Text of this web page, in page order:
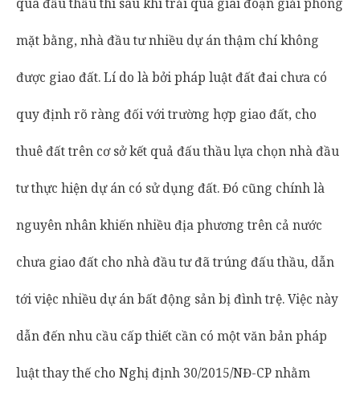
mặt bằng, nhà đầu tư nhiều dự án thậm chí không
được giao đất. Lí do là bởi pháp luật đất đai chưa có
quy định rõ ràng đối với trường hợp giao đất, cho
thuê đất trên cơ sở kết quả đấu thầu lựa chọn nhà đầu
tư thực hiện dự án có sử dụng đất. Đó cũng chính là
nguyên nhân khiến nhiều địa phương trên cả nước
chưa giao đất cho nhà đầu tư đã trúng đấu thầu, dẫn
tới việc nhiều dự án bất động sản bị đình trệ. Việc này
dẫn đến nhu cầu cấp thiết cần có một văn bản pháp
luật thay thế cho Nghị định 30/2015/NĐ-CP nhằm